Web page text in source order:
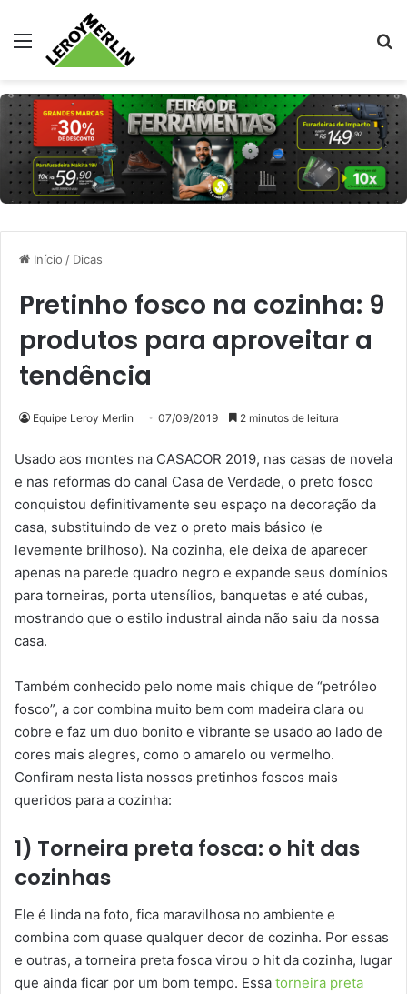
Menu
Início / Dicas
Pretinho fosco na cozinha: 9
produtos para aproveitar a
tendência
Equipe Leroy Merlin 07/09/2019 2 minutos de leitura
Usado aos montes na CASACOR 2019, nas casas de novela
e nas reformas do canal Casa de Verdade, o preto fosco
conquistou definitivamente seu espaço na decoração da
casa, substituindo de vez o preto mais básico (e
levemente brilhoso). Na cozinha, ele deixa de aparecer
apenas na parede quadro negro e expande seus domínios
para torneiras, porta utensílios, banquetas e até cubas,
mostrando que o estilo industral ainda não saiu da nossa
casa.
Também conhecido pelo nome mais chique de “petróleo
fosco”, a cor combina muito bem com madeira clara ou
cobre e faz um duo bonito e vibrante se usado ao lado de
cores mais alegres, como o amarelo ou vermelho.
Confiram nesta lista nossos pretinhos foscos mais
queridos para a cozinha:
1) Torneira preta fosca: o hit das
cozinhas
Ele é linda na foto, fica maravilhosa no ambiente e
combina com quase qualquer decor de cozinha. Por essas
e outras, a torneira preta fosca virou o hit da cozinha, lugar
que ainda ficar por um bom tempo. Essa torneira preta